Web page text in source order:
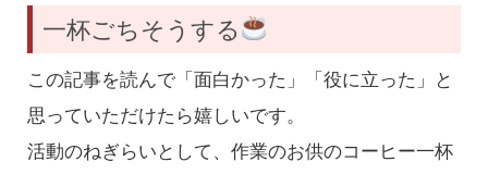
一杯ごちそうする
この記事を読んで「面白かった」「役に立った」と
思っていただけたら嬉しいです。
活動のねぎらいとして、作業のお供のコーヒー一杯